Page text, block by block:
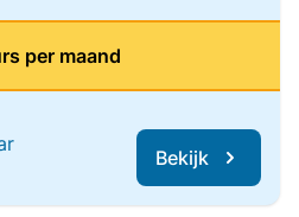
per maand
Bekijk